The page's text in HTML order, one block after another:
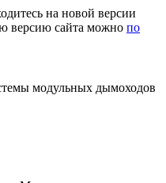
на новой версии
версию сайта можно по
модульных дымоходов